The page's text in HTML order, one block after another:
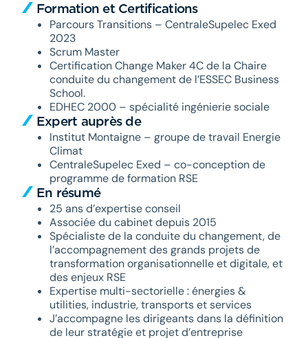
Formation et Certifications
Parcours Transitions – CentraleSupelec Exed
2023
Scrum Master
Certification Change Maker 4C de la Chaire
conduite du changement de l’ESSEC Business
School.
EDHEC 2000 – spécialité ingénierie sociale
Expert auprès de
Institut Montaigne – groupe de travail Energie
Climat
CentraleSupelec Exed – co-conception de
programme de formation RSE
En résumé
25 ans d’expertise conseil
Associée du cabinet depuis 2015
Spécialiste de la conduite du changement, de
l’accompagnement des grands projets de
transformation organisationnelle et digitale, et
des enjeux RSE
Expertise multi-sectorielle : énergies &
utilities, industrie, transports et services
J’accompagne les dirigeants dans la définition
de leur stratégie et projet d’entreprise